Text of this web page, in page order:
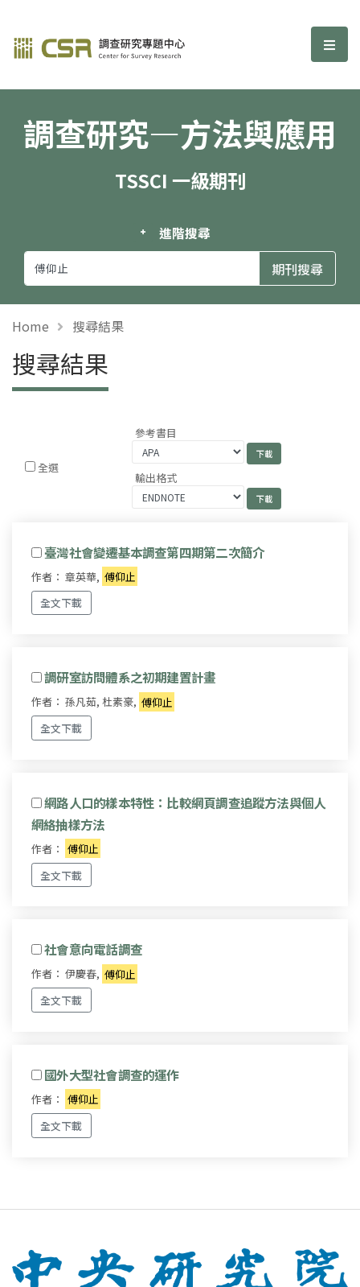
調查研究—方法與應用期刊 選
調查研究—方法與應用
TSSCI 一級期刊
進階搜尋
Home 搜尋結果
搜尋結果
全選
參考書目
輸出格式
臺灣社會變遷基本調查第四期第二次簡介
作者： 章英華, 傅仰止
全文下載
調研室訪問體系之初期建置計畫
作者： 孫凡茹, 杜素豪, 傅仰止
全文下載
網路人口的樣本特性：比較網頁調查追蹤方法與個人
網絡抽樣方法
作者： 傅仰止
全文下載
社會意向電話調查
作者： 伊慶春, 傅仰止
全文下載
國外大型社會調查的運作
作者： 傅仰止
全文下載